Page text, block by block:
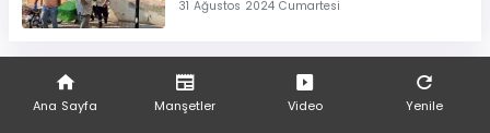
31 Ağustos 2024 Cumartesi
Ankara'da Kereste
Imalathanesinde Yangin
Ana Sayfa Manşetler Video Yenile